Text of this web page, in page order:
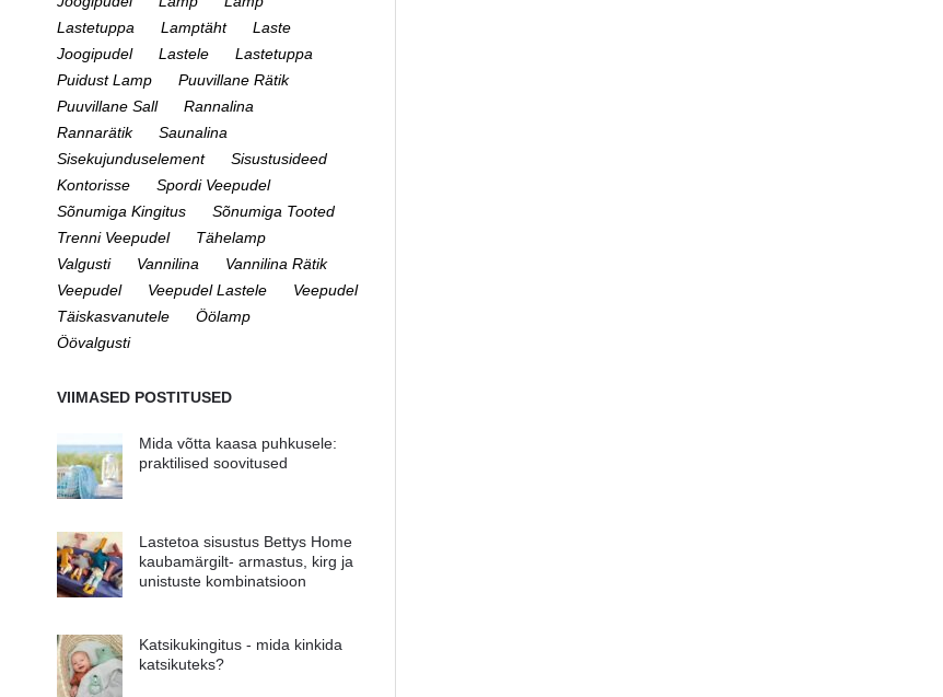
Lastetuppa
Lamptäht
Laste
Joogipudel
Lastele
Lastetuppa
Puidust Lamp
Puuvillane Rätik
Puuvillane Sall
Rannalina
Rannarätik
Saunalina
Sisekujunduselement
Sisustusideed
Kontorisse
Spordi Veepudel
Sõnumiga Kingitus
Sõnumiga Tooted
Trenni Veepudel
Tähelamp
Valgusti
Vannilina
Vannilina Rätik
Veepudel
Veepudel Lastele
Veepudel
Täiskasvanutele
Öölamp
Öövalgusti
VIIMASED POSTITUSED
Mida võtta kaasa puhkusele:
praktilised soovitused
Lastetoa sisustus Bettys Home
kaubamärgilt- armastus, kirg ja
unistuste kombinatsioon
Katsikukingitus - mida kinkida
katsikuteks?